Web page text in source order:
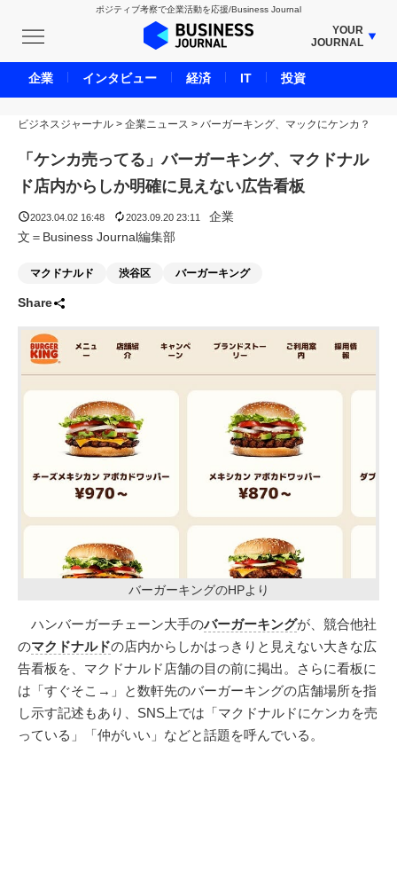
ポジティブ考察で企業活動を応援/Business Journal
YOUR
JOURNAL
BUSINESS JOURNAL
UNICORN JOURNAL
CARBON CREDITS JOURNAL
IVS JOURNAL
ENERGY MANAGEMENT JOURNAL
LIFE ENDING JOURNAL
ビジネスジャーナル > 企業ニュース > バーガーキング、マックにケンカ？
「ケンカ売ってる」バーガーキング、マクドナル
ド店内からしか明確に見えない広告看板
2023.04.02 16:48 2023.09.20 23:11
企業
文＝Business Journal編集部
マクドナルド 渋谷区 バーガーキング
Share
バーガーキングのHPより
ハンバーガーチェーン大手のバーガーキングが、競合他社
のマクドナルドの店内からしかはっきりと見えない大きな広
告看板を、マクドナルド店舗の目の前に掲出。さらに看板に
は「すぐそこ→」と数軒先のバーガーキングの店舗場所を指
し示す記述もあり、SNS上では「マクドナルドにケンカを売
っている」「仲がいい」などと話題を呼んでいる。
企業 インタビュー 経済 IT 投資